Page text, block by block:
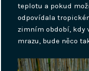
teplotu a pokud
odpovídala
zimním období, kdy
mrazu, bude něco